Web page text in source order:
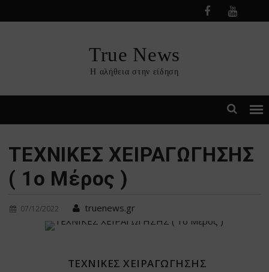
to
True News
Η αλήθεια στην είδηση
ΤΕΧΝΙΚΕΣ ΧΕΙΡΑΓΩΓΗΣΗΣ
( 1ο Μέρος )
07/12/2022 truenews.gr
ΤΕΧΝΙΚΕΣ ΧΕΙΡΑΓΩΓΗΣΗΣ